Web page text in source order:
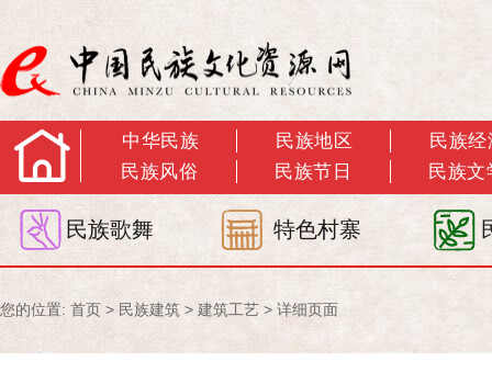
中华民族 民族地区
民族经
民族风俗
民族节日 民族文
民族歌舞 特色村寨
您的位置: 首页 > 民族建筑 > 建筑工艺 > 详细页面